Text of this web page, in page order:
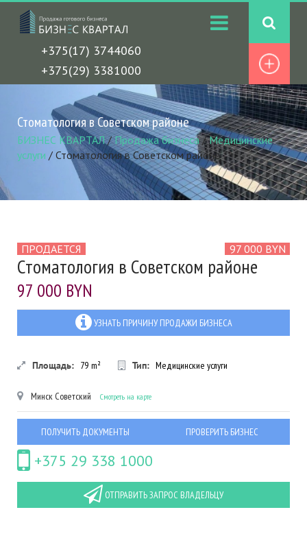
+375(17) 3744060
+375(29) 3381000
Стоматология в Советском районе
БИЗНЕС КВАРТАЛ/Продажа бизнеса/Медицинские
услуги / Стоматология в Советском районе
ПРОДАЕТСЯ 97 000 BYN
Стоматология в Советском районе
97 000 BYN
УЗНАТЬ ПРИЧИНУ ПРОДАЖИ БИЗНЕСА
Площадь: 79 m² Тип: Медицинские услуги
Минск Советский Смотреть на карте
ПОЛУЧИТЬ ДОКУМЕНТЫ ПРОВЕРИТЬ БИЗНЕС
+375 29 338 1000
ОТПРАВИТЬ ЗАПРОС ВЛАДЕЛЬЦУ